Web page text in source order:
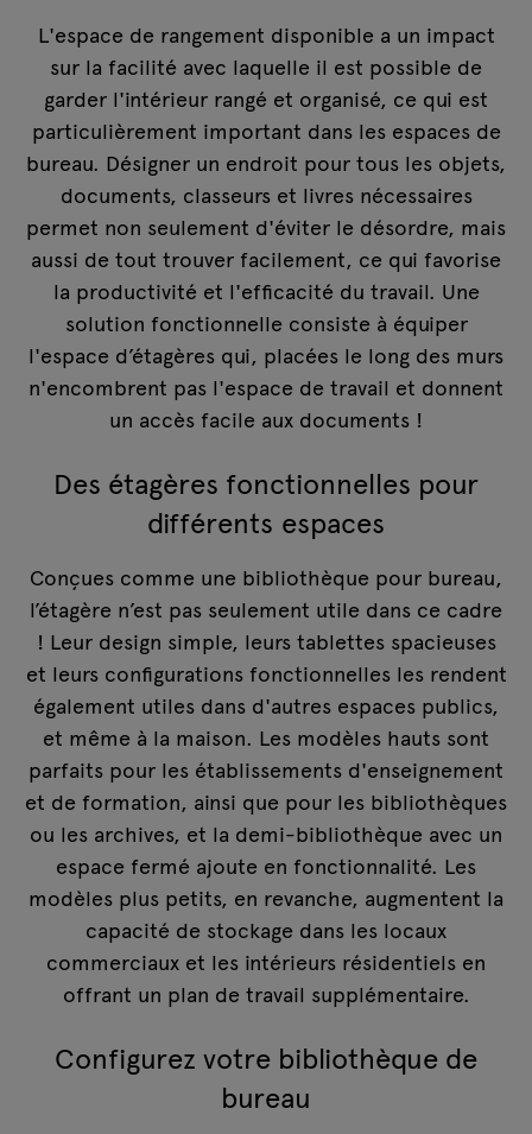
L'espace de rangement disponible a un impact
sur la facilité avec laquelle il est possible de
garder l'intérieur rangé et organisé, ce qui est
particulièrement important dans les espaces de
bureau. Désigner un endroit pour tous les objets,
documents, classeurs et livres nécessaires
permet non seulement d'éviter le désordre, mais
aussi de tout trouver facilement, ce qui favorise
la productivité et l'efficacité du travail. Une
solution fonctionnelle consiste à équiper
l'espace d’étagères qui, placées le long des murs
n'encombrent pas l'espace de travail et donnent
un accès facile aux documents !
Des étagères fonctionnelles pour
différents espaces
Conçues comme une bibliothèque pour bureau,
l’étagère n’est pas seulement utile dans ce cadre
! Leur design simple, leurs tablettes spacieuses
et leurs configurations fonctionnelles les rendent
également utiles dans d'autres espaces publics,
et même à la maison. Les modèles hauts sont
parfaits pour les établissements d'enseignement
et de formation, ainsi que pour les bibliothèques
ou les archives, et la demi-bibliothèque avec un
espace fermé ajoute en fonctionnalité. Les
modèles plus petits, en revanche, augmentent la
capacité de stockage dans les locaux
commerciaux et les intérieurs résidentiels en
offrant un plan de travail supplémentaire.
Configurez votre bibliothèque de
bureau